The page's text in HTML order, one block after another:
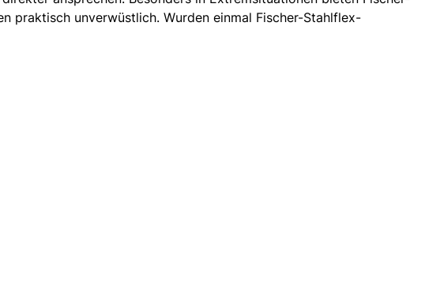
praktisch unverwüstlich. Wurden einmal Fischer-Stahlflex-